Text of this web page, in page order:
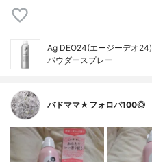
Ag DEO24(エージーデオ24)
パウダースプレー
バドママ★フォロバ100◎